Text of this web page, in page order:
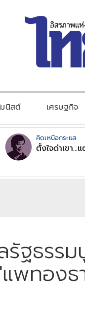
นิสต์ เศรษฐกิจ
คิดเหนือกระแส
ตั้งใจด่าเขา...
ฐธรร
ทองธ